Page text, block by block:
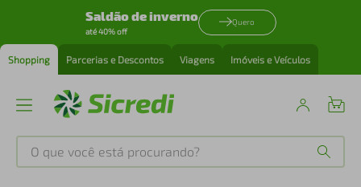
Saldão de inverno
até 40% off
Quero
Shopping Parcerias e Descontos Viagens Imóveis e Veículos
O que você está procurando?